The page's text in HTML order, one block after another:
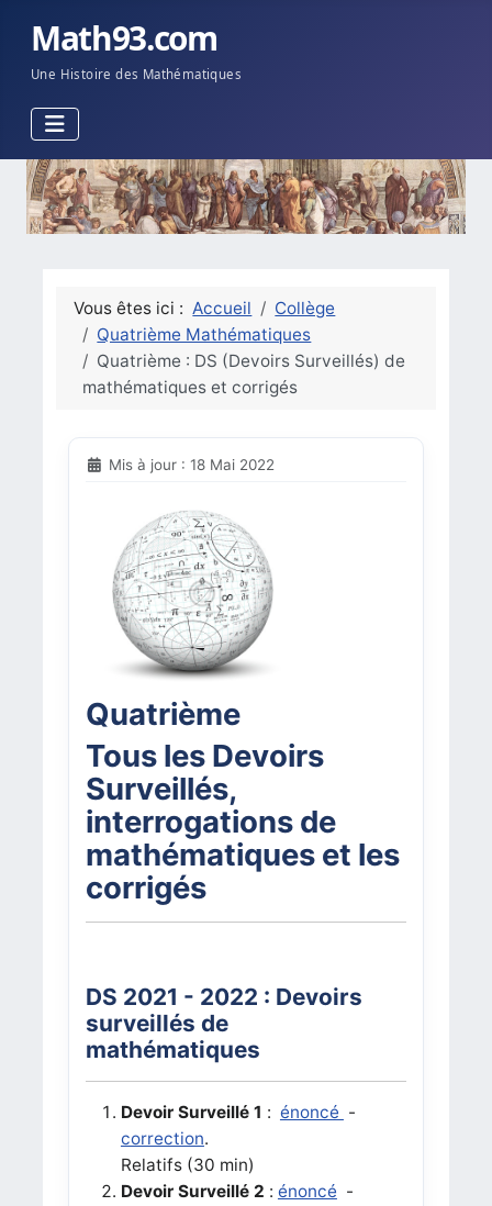
Math93.com
Une Histoire des Mathématiques
Vous êtes ici : Accueil
Collège
Quatrième Mathématiques
Quatrième : DS (Devoirs Surveillés) de
mathématiques et corrigés
Mis à jour : 18 Mai 2022
Quatrième
Tous les Devoirs
Surveillés,
interrogations de
mathématiques et les
corrigés
DS 2021 - 2022 : Devoirs
surveillés de
mathématiques
Devoir Surveillé 1 : énoncé -
correction.
Relatifs (30 min)
Devoir Surveillé 2 : énoncé -